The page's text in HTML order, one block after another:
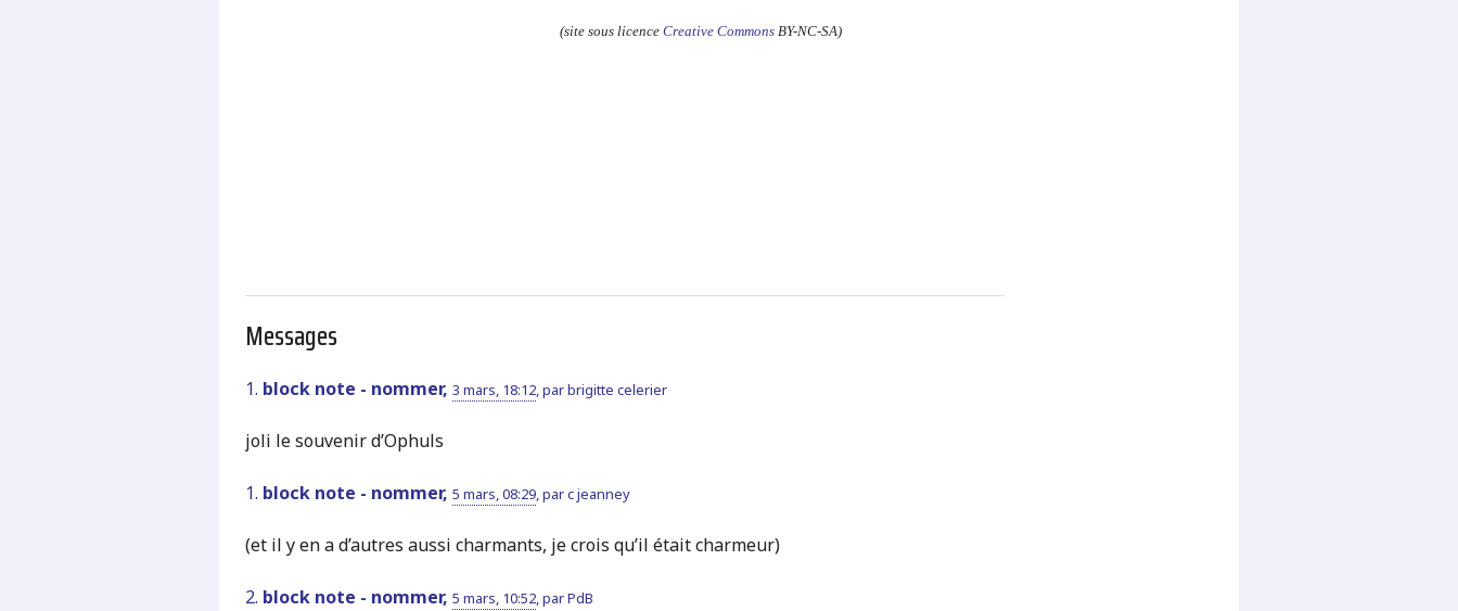
(site sous licence Creative CommonsBY-NC-SA)
Messages
1. block note - nommer, 3 mars, 18:12,parbrigitte celerier
joli le souvenir d’Ophuls
1. block note - nommer, 5 mars, 08:29,parc jeanney
(et il y en a d’autres aussi charmants, je crois qu’il était charmeur)
2. block note - nommer, 5 mars, 10:52,parPdB